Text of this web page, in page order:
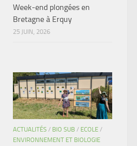
Week-end plongées en
Bretagne à Erquy
25 JUIN, 2026
ACTUALITÉS / BIO SUB / ECOLE /
ENVIRONNEMENT ET BIOLOGIE